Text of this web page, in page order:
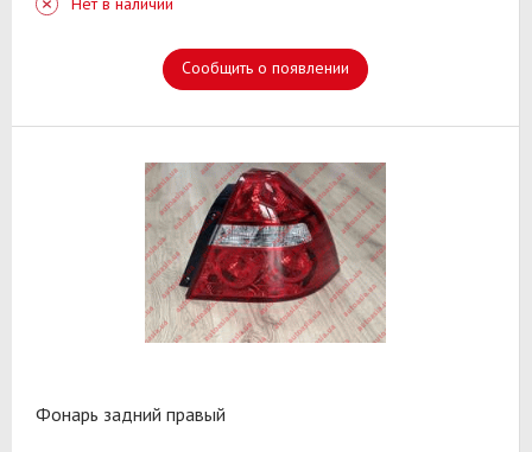
Сообщить о появлении
Фонарь задний правый